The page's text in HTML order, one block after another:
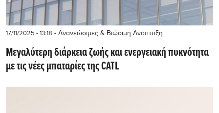
17/11/2025 - 13:18 - Ανανεώσιμες & Βιώσιμη Ανάπτυξη
Μεγαλύτερη διάρκεια ζωής και ενεργειακή πυκνότητα
με τις νέες μπαταρίες της CATL